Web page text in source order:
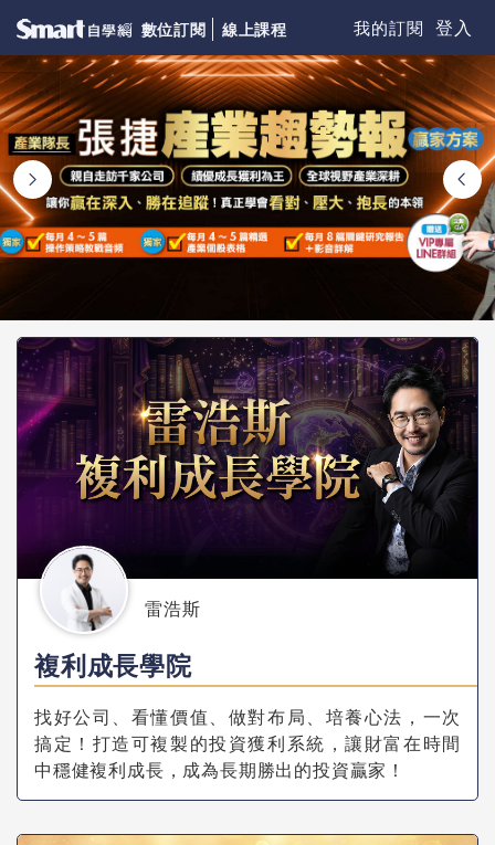
數位訂閱 線上課程 我的訂閱 登入
雷浩斯
複利成長學院
找好公司、看懂價值、做對布局、培養心法，一次
搞定！打造可複製的投資獲利系統，讓財富在時間
中穩健複利成長，成為長期勝出的投資贏家！